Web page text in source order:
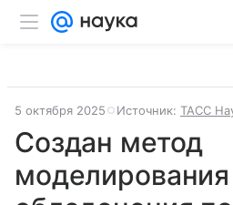
5 октября 2025 Источник: ТАСС
Создан метод